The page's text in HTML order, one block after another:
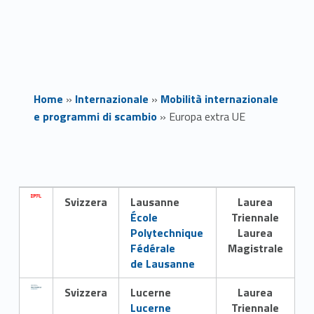
Home » Internazionale » Mobilità internazionale
e programmi di scambio» Europa extra UE
u
p
Svizzera Lausanne
École
Polytechnique
Fédérale
de Lausanne
Laurea
Triennale
Laurea
Magistrale
Svizzera Lucerne
Lucerne
Laurea
Triennale